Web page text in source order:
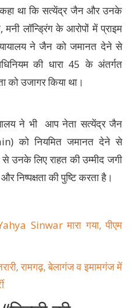
कहा था कि सत्येंद्र जैन और उनके
लॉन्ड्रिंग के आरोपों में प्राइम
ने जैन को जमानत देने से
की धारा 45 के अंतर्गत
को उजागर किया था।
ने भी आप नेता सत्येंद्र जैन
को नियमित जमानत देने से
उनके लिए राहत की उम्मीद जगी
निष्पक्षता की पुष्टि करता है।
Sinwar मारा गया, पीएम
रामगढ़, बेलागंज व इमामगंज में